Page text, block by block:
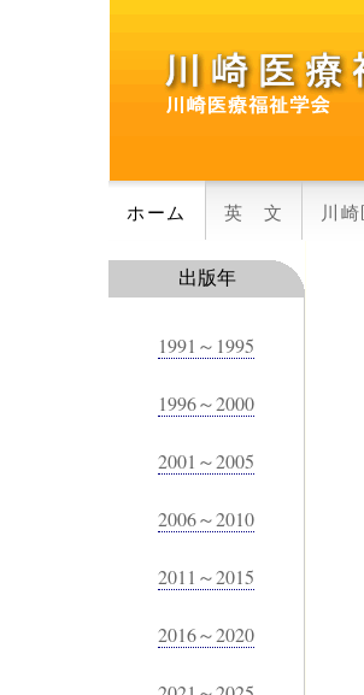
ホーム 英 文 川